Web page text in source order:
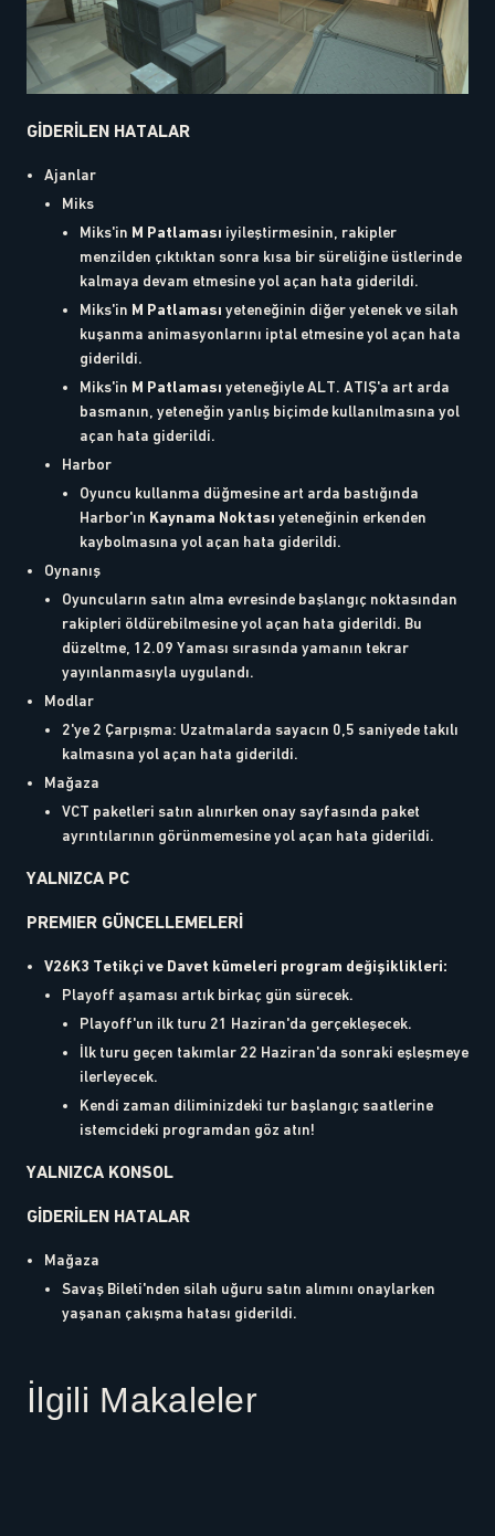
GİDERİLEN HATALAR
Ajanlar
Miks
Miks'in M Patlaması iyileştirmesinin, rakipler
menzilden çıktıktan sonra kısa bir süreliğine üstlerinde
kalmaya devam etmesine yol açan hata giderildi.
Miks'in M Patlaması yeteneğinin diğer yetenek ve silah
kuşanma animasyonlarını iptal etmesine yol açan hata
giderildi.
Miks'in M Patlaması yeteneğiyle ALT. ATIŞ'a art arda
basmanın, yeteneğin yanlış biçimde kullanılmasına yol
açan hata giderildi.
Harbor
Oyuncu kullanma düğmesine art arda bastığında
Harbor'ın Kaynama Noktası yeteneğinin erkenden
kaybolmasına yol açan hata giderildi.
Oynanış
Oyuncuların satın alma evresinde başlangıç noktasından
rakipleri öldürebilmesine yol açan hata giderildi. Bu
düzeltme, 12.09 Yaması sırasında yamanın tekrar
yayınlanmasıyla uygulandı.
Modlar
2'ye 2 Çarpışma: Uzatmalarda sayacın 0,5 saniyede takılı
kalmasına yol açan hata giderildi.
Mağaza
VCT paketleri satın alınırken onay sayfasında paket
ayrıntılarının görünmemesine yol açan hata giderildi.
YALNIZCA PC
PREMIER GÜNCELLEMELERİ
V26K3 Tetikçi ve Davet kümeleri program değişiklikleri:
Playoff aşaması artık birkaç gün sürecek.
Playoff'un ilk turu 21 Haziran'da gerçekleşecek.
İlk turu geçen takımlar 22 Haziran'da sonraki eşleşmeye
ilerleyecek.
Kendi zaman diliminizdeki tur başlangıç saatlerine
istemcideki programdan göz atın!
YALNIZCA KONSOL
GİDERİLEN HATALAR
Mağaza
Savaş Bileti'nden silah uğuru satın alımını onaylarken
yaşanan çakışma hatası giderildi.
İlgili Makaleler